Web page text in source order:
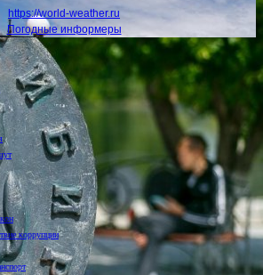
https://world-weather.ru
Погодные информеры
коррупции